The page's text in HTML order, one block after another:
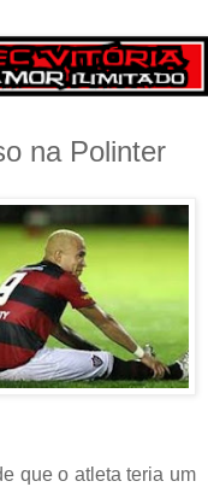
na Polinter
que o atleta teria um